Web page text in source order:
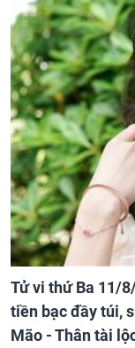
Tử vi thứ Ba 11/
tiền bạc đầy túi,
Mão - Thân tài